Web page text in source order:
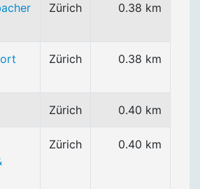
Zürich 0.38 km
Zürich 0.38 km
Zürich 0.40 km
Zürich 0.40 km